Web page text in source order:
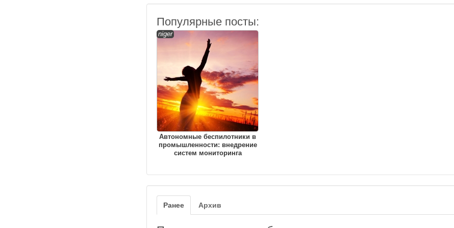
Популярные посты:
niger
Автономные беспилотники в
промышленности: внедрение
систем мониторинга
Ранее Архив